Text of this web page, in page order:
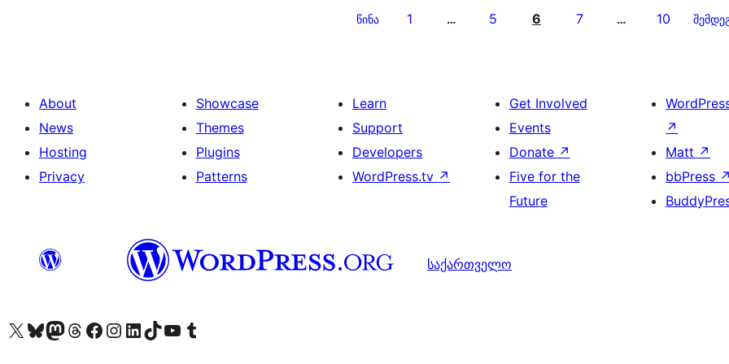
წინა 1 … 5 6 7 … 10
About
News
Hosting
Privacy
Showcase
Themes
Plugins
Patterns
Learn
Support
Developers
WordPress.tv ↗
Get Involved
Events
Donate ↗
Five for the
Future
↗
Matt ↗
bbPress ↗
საქართველო
Visit our X (formerly Twitter) account
Visit our Bluesky account
Visit our Mastodon account
Visit our Threads account
Visit our Facebook page
Visit our Instagram account
Visit our LinkedIn account
Visit our TikTok account
Visit our YouTube channel
Visit our Tumblr account